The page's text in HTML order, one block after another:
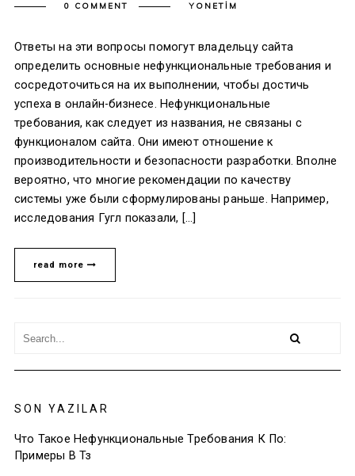
0 COMMENT
YONETIM
Ответы на эти вопросы помогут владельцу сайта
определить основные нефункциональные требования и
сосредоточиться на их выполнении, чтобы достичь
успеха в онлайн-бизнесе. Нефункциональные
требования, как следует из названия, не связаны с
функционалом сайта. Они имеют отношение к
производительности и безопасности разработки. Вполне
вероятно, что многие рекомендации по качеству
системы уже были сформулированы раньше. Например,
исследования Гугл показали, […]
read more
SON YAZILAR
Что Такое Нефункциональные Требования К По:
Примеры В Тз